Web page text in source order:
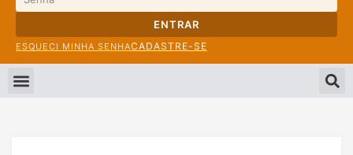
ENTRAR
ESQUECI MINHA SENHACADASTRE-SE